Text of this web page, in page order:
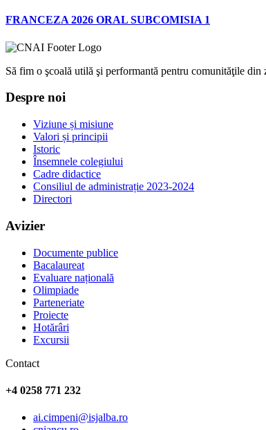
FRANCEZA 2026 ORAL SUBCOMISIA 1
Să fim o şcoală utilă şi performantă pentru comunităţile
Despre noi
Viziune și misiune
Valori și principii
Istoric
Însemnele colegiului
Cadre didactice
Consiliul de administrație 2023-2024
Directori
Avizier
Documente publice
Bacalaureat
Evaluare națională
Olimpiade
Parteneriate
Proiecte
Hotărâri
Excursii
Contact
+4 0258 771 232
ai.cimpeni@isjalba.ro